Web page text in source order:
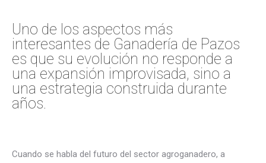
Uno de los aspectos más
interesantes de Ganadería de Pazos
es que su evolución no responde a
una expansión improvisada, sino a
una estrategia construida durante
años.
Cuando se habla del futuro del sector agroganadero, a